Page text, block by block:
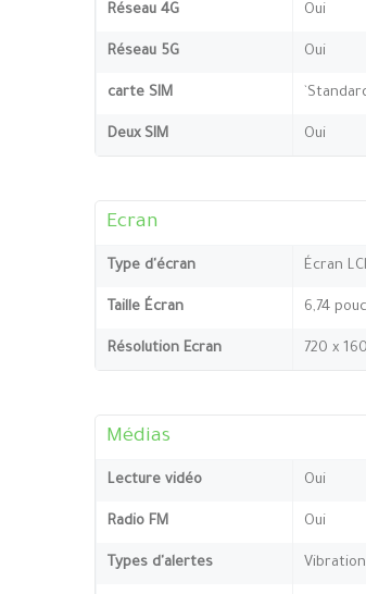
Réseau 4G Oui
Réseau 5G Oui
carte SIM
Deux SIM Oui
Ecran
Type d'écran Écran
Taille Écran 6,74
Résolution Ecran 720 x
Médias
Lecture vidéo Oui
Radio FM Oui
Types d'alertes